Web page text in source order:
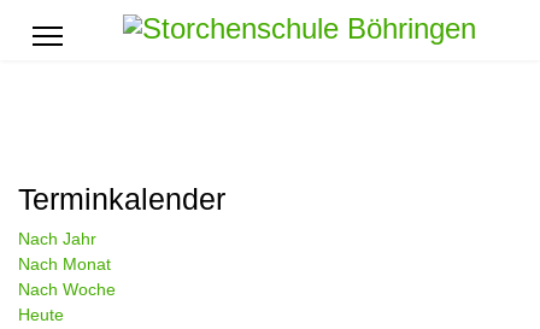
Terminkalender
Nach Jahr
Nach Monat
Nach Woche
Heute